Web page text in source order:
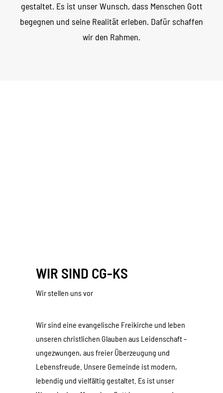
gestaltet. Es ist unser Wunsch, dass Menschen Gott
begegnen und seine Realität erleben. Dafür schaffen
wir den Rahmen.
WIR SIND CG-KS
Wir stellen uns vor
Wir sind eine evangelische Freikirche und leben
unseren christlichen Glauben aus Leidenschaft –
ungezwungen, aus freier Überzeugung und
Lebensfreude. Unsere Gemeinde ist modern,
lebendig und vielfältig gestaltet. Es ist unser